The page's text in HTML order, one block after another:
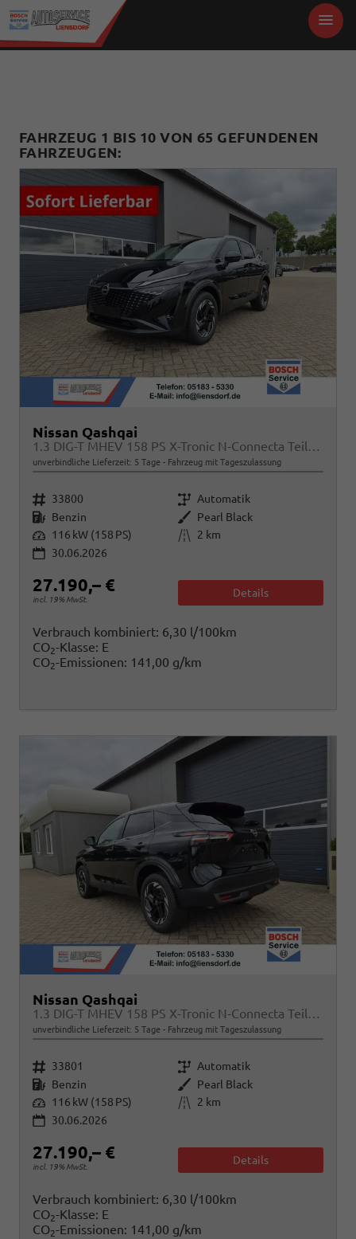
FAHRZEUG 1 BIS 10 VON 65 GEFUNDENEN
FAHRZEUGEN:
Nissan Qashqai
unverbindliche Lieferzeit: 5 Tage Fahrzeug mit Tageszulassung
Fahrzeugnr. 33800 Getriebe Automatik
Kraftstoff Benzin Außenfarbe Pearl Black
Leistung 116 kW (158 PS) Kilometerstand
2 km
30.06.2026
27.190,– €
incl. 19% MwSt.
Details
Verbrauch kombiniert: 6,30 l/100km
CO2-Klasse: E
CO2-Emissionen: 141,00 g/km
Nissan Qashqai
unverbindliche Lieferzeit: 5 Tage Fahrzeug mit Tageszulassung
Fahrzeugnr. 33801 Getriebe Automatik
Kraftstoff Benzin Außenfarbe Pearl Black
Leistung 116 kW (158 PS) Kilometerstand
2 km
30.06.2026
27.190,– €
incl. 19% MwSt.
Details
Verbrauch kombiniert: 6,30 l/100km
CO2-Klasse: E
CO2-Emissionen: 141,00 g/km